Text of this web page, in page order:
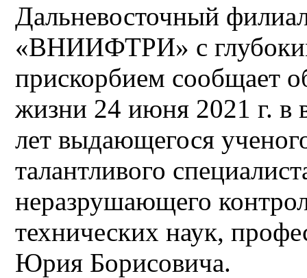
Дальневосточный
«ВНИИФТРИ» с
прискорбием сообщает
жизни 24 июня 2021 г. в
лет выдающегося
талантливого
неразрушающего
технических наук,
Юрия Борисовича.